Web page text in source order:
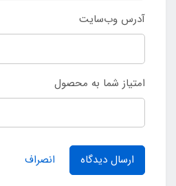
آدرس وب‌سایت
امتیاز شما به محصول
ارسال دیدگاه انصراف